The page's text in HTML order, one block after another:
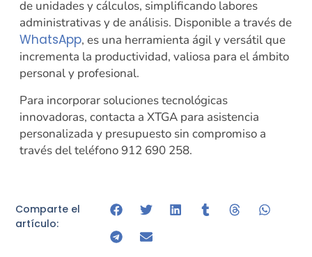
de unidades y cálculos, simplificando labores
administrativas y de análisis. Disponible a través de
WhatsApp, es una herramienta ágil y versátil que
incrementa la productividad, valiosa para el ámbito
personal y profesional.
Para incorporar soluciones tecnológicas
innovadoras, contacta a XTGA para asistencia
personalizada y presupuesto sin compromiso a
través del teléfono 912 690 258.
Comparte el
artículo: